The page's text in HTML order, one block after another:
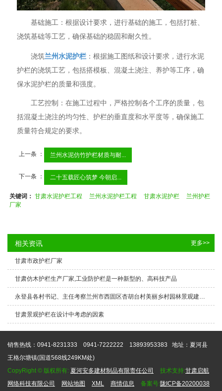
基础施工：根据设计要求，进行基础的施工，包括打桩、
浇筑基础等工艺，确保基础的稳固和耐久性。
浇筑兰州水泥护栏 ：根据施工图纸和设计要求，进行水泥
护栏的浇筑工艺，包括搭模板、混凝土浇注、养护等工序，确
保水泥护栏的质量和强度。
工艺控制：在施工过程中，严格控制各个工序的质量，包
括混凝土浇注的均匀性、护栏的垂直度和水平度等，确保施工
质量符合规定的要求。
上一条 ： 兰州水泥仿竹护栏材质与耐...
下一条 ： 二十五载匠心筑梦 今朝启...
关键词：甘肃水泥护栏工程 兰州水泥护栏工程 甘肃水泥护栏
兰州护栏
厂家
相关资讯 更多>>
甘肃市政护栏厂家
甘肃仿木护栏生产厂家,工业防护栏是一种新型的、高科技产品
甘肃景观护栏在设计中考虑的因素
销售热线：0941-8231333 0941-7222222 13893953383 地址：夏河县
王格尔塘镇(国道568线249KM处)
CopyRight © 版权所有: 夏河安多建材制品有限责任公司 技术支持:甘肃启航
网络科技有限公司
网站地图 XML 商情信息 备案号:陇ICP备20200038